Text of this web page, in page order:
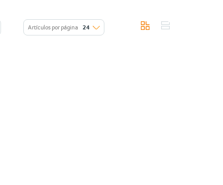
Artículos por página 24